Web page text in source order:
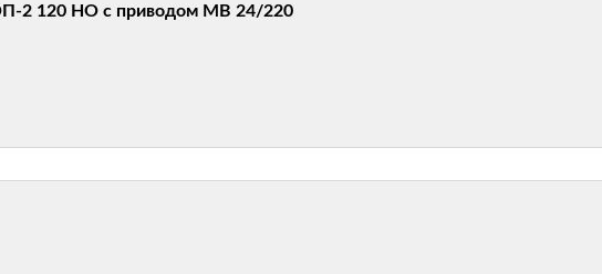
2 120 НО с приводом MB 24/220